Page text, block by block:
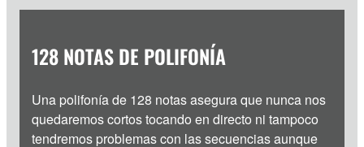
128 NOTAS DE POLIFONÍA
Una polifonía de 128 notas asegura que nunca nos
quedaremos cortos tocando en directo ni tampoco
tendremos problemas con las secuencias aunque